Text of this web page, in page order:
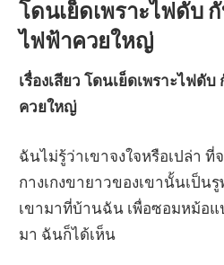
โดนเย็ดเพราะไฟดับ
ไฟฟ้าควยใหญ่
เรื่องเสียว โดนเย็ดเพราะไฟดั
ควยใหญ่
ฉันไม่รู้ว่าเขาจงใจหรือเปล่า ที่
กางเกงขายาวของเขานั้นเป็
เขามาที่บ้านฉัน เพื่อซอมหม้อ
มา ฉันก็ได้เห็น